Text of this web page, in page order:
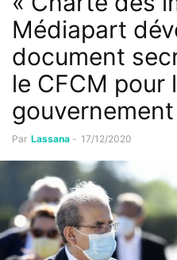
Médiapart
document
le CFCM pour
gouvernement
Par Lassana - 17/12/2020